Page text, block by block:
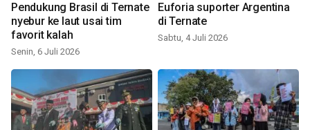
Pendukung Brasil di Ternate
nyebur ke laut usai tim
favorit kalah
Senin, 6 Juli 2026
Euforia suporter Argentina
di Ternate
Sabtu, 4 Juli 2026